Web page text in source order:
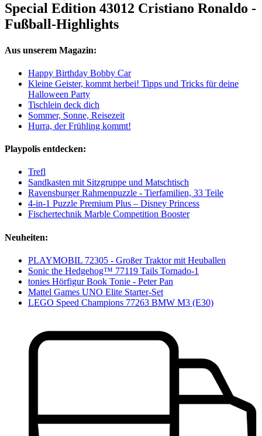
Special Edition 43012 Cristiano Ronaldo -
Fußball-Highlights
Aus unserem Magazin:
Happy Birthday Bobby Car
Kleine Geister, kommt herbei! Tipps und Tricks für deine
Halloween Party
Tischlein deck dich
Sommer, Sonne, Reisezeit
Hurra, der Frühling kommt!
Playpolis entdecken:
Trefl
Sandkasten mit Sitzgruppe und Matschtisch
Ravensburger Rahmenpuzzle - Tierfamilien, 33 Teile
4-in-1 Puzzle Premium Plus – Disney Princess
Fischertechnik Marble Competition Booster
Neuheiten:
PLAYMOBIL 72305 - Großer Traktor mit Heuballen
Sonic the Hedgehog™ 77119 Tails Tornado-1
tonies Hörfigur Book Tonie - Peter Pan
Mattel Games UNO Elite Starter-Set
LEGO Speed Champions 77263 BMW M3 (E30)